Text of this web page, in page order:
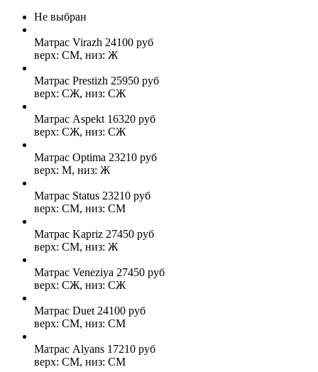
Не выбран
Матрас Virazh 24100 руб
верх: СМ, низ: Ж
Матрас Prestizh 25950 руб
верх: СЖ, низ: СЖ
Матрас Aspekt 16320 руб
верх: СЖ, низ: СЖ
Матрас Optima 23210 руб
верх: М, низ: Ж
Матрас Status 23210 руб
верх: СМ, низ: СМ
Матрас Kapriz 27450 руб
верх: СМ, низ: Ж
Матрас Veneziya 27450 руб
верх: СЖ, низ: СЖ
Матрас Duet 24100 руб
верх: СМ, низ: СМ
Матрас Alyans 17210 руб
верх: СМ, низ: СМ